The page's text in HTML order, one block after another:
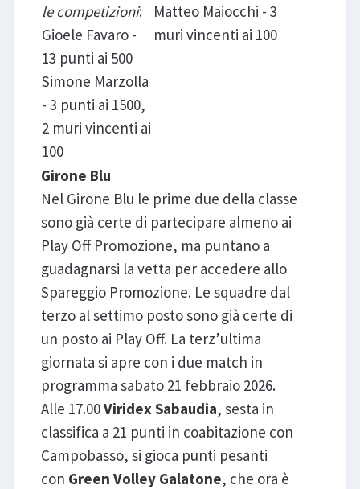
le competizioni:
Gioele Favaro -
13 punti ai 500
Simone Marzolla
- 3 punti ai 1500,
2 muri vincenti ai
100
Matteo Maiocchi - 3
muri vincenti ai 100
Girone Blu
Nel Girone Blu le prime due della classe
sono già certe di partecipare almeno ai
Play Off Promozione, ma puntano a
guadagnarsi la vetta per accedere allo
Spareggio Promozione. Le squadre dal
terzo al settimo posto sono già certe di
un posto ai Play Off. La terz’ultima
giornata si apre con i due match in
programma sabato 21 febbraio 2026.
Alle 17.00Viridex Sabaudia, sesta in
classifica a 21 punti in coabitazione con
Campobasso, si gioca punti pesanti
con Green Volley Galatone, che ora è